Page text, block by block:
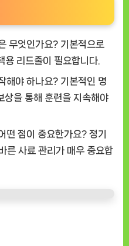
무엇인가요? 기본적으로
용 리드줄이 필요합니다.
해야 하나요? 기본적인 명
상을 통해 훈련을 지속해야
떤 점이 중요한가요? 정기
른 사료 관리가 매우 중요합